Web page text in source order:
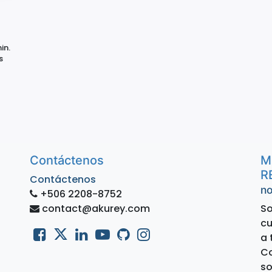
Contáctenos
Contáctenos
+506 2208-8752
contact@akurey.com
a